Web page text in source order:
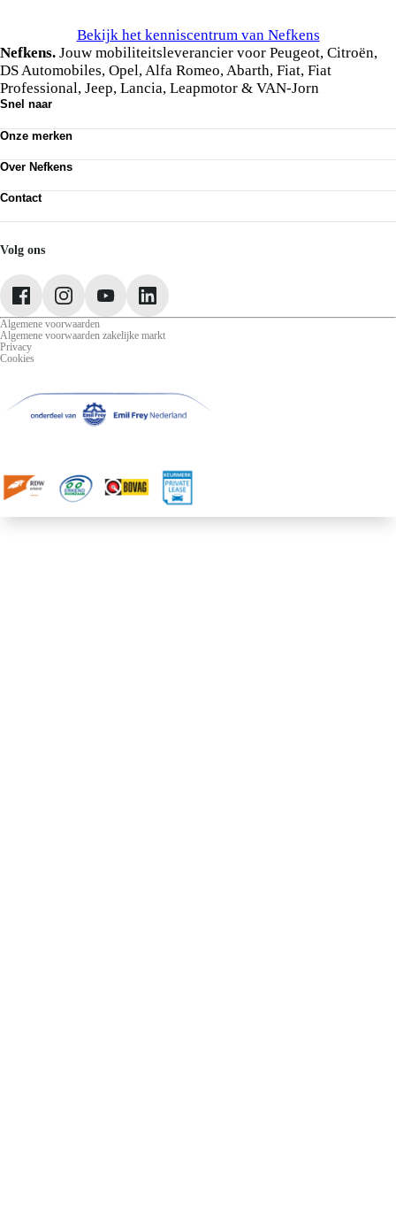
Bekijk het kenniscentrum van Nefkens
Nefkens. Jouw mobiliteitsleverancier voor Peugeot, Citroën,
DS Automobiles, Opel, Alfa Romeo, Abarth, Fiat, Fiat
Professional, Jeep, Lancia, Leapmotor & VAN-Jorn
Snel naar
Werkplaatsafspraak maken
Acties
Onze merken
Citroën
Opel
Fiat Professional
Leapmotor
Over Nefkens
Vrienden van Nefkens
Nieuws
Contact
Nefkens Emil Frey Schadeservice
Volg ons
Algemene voorwaarden
Algemene voorwaarden zakelijke markt
Privacy
Cookies